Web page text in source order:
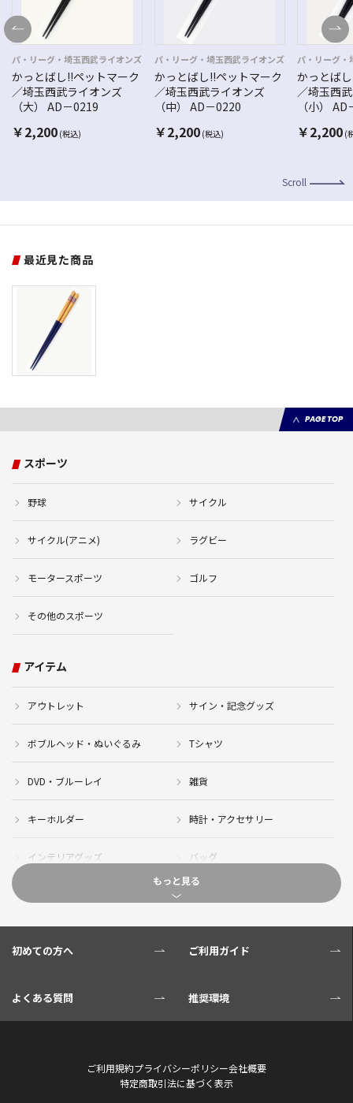
パ・リーグ・埼玉西武ライオンズ
かっとばし!!ペットマーク
／埼玉西武ライオンズ
（大） AD－0219
￥2,200 (税込)
パ・リーグ・埼玉西武ライオンズ
かっとばし!!ペットマーク
／埼玉西武ライオンズ
（中） AD－0220
￥2,200 (税込)
パ・リーグ・
かっとば
／埼玉西
（小）
￥2,200 (
Scroll
最近見た商品
PAGE TOP
スポーツ
野球 サイクル
サイクル(アニメ) ラグビー
モータースポーツ ゴルフ
その他のスポーツ
アイテム
アウトレット サイン・記念グッズ
ボブルヘッド・ぬいぐるみ Tシャツ
DVD・ブルーレイ 雑貨
キーホルダー 時計・アクセサリー
インテリアグッズ バッグ
もっと見る
初めての方へ ご利用ガイド
よくある質問 推奨環境
ご利用規約プライバシーポリシー会社概要
特定商取引法に基づく表示